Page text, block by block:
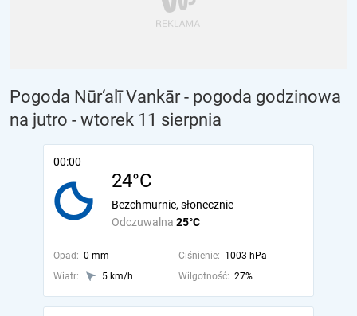
Pogoda Nūr‘alī Vankār - pogoda godzinowa
na jutro - wtorek 11 sierpnia
00:00
24°C
Odczuwalna 25°C
Bezchmurnie, słonecznie
Opad: 0 mm Ciśnienie: 1003 hPa
Wiatr:
5 km/h Wilgotność: 27%